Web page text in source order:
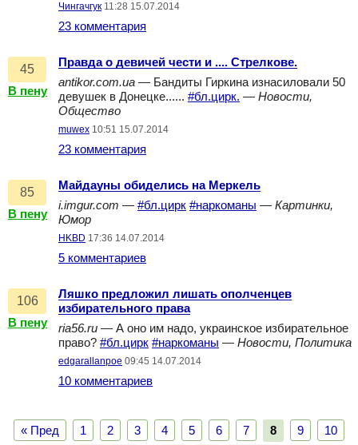
Чингачгук 11:28 15.07.2014
23 комментария
45
В пену
Правда о девичей чести и .... Стрелкове.
antikor.com.ua — Бандиты Гиркина изнасиловали 50
девушек в Донецке...... #бл.цирк. — Новости,
Общество
muwex 10:51 15.07.2014
23 комментария
85
В пену
Майдауны обиделись на Меркель
i.imgur.com — #бл.цирк #наркоманы — Картинки,
Юмор
HKBD 17:36 14.07.2014
5 комментариев
106
В пену
Ляшко предложил лишать ополченцев
избирательного права
ria56.ru — А оно им надо, украинское избирательное
право? #бл.цирк #наркоманы — Новости, Политика
edgarallanpoe 09:45 14.07.2014
10 комментариев
« Пред 1 2 3 4 5 6 7 8 9
10